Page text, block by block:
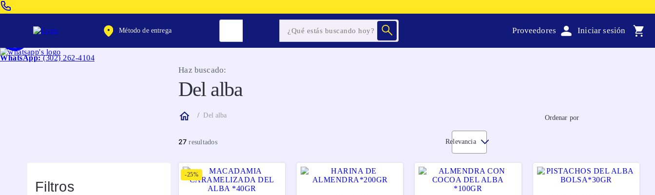
WhatsApp: (302) 262-4104
Método de entrega Proveedores
Haz buscado:
Del alba
Del alba Ordenar por
27 Relevancia
Filtros
-25%